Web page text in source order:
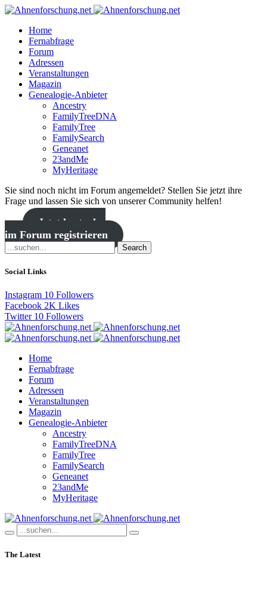
Home
Fernabfrage
Forum
Adressen
Veranstaltungen
Magazin
Genealogie-Anbieter
Ancestry
FamilyTreeDNA
FamilyTree
FamilySearch
Geneanet
23andMe
MyHeritage
Sie sind noch nicht im Forum angemeldet? Stellen Sie jetzt ihre
Frage und lassen Sie sich von unserer Community helfen!
Jetzt kostenlos
im Forum registrieren
Search
Social Links
Instagram 10 Followers
Facebook 2K Likes
Twitter 10 Followers
Home
Fernabfrage
Forum
Adressen
Veranstaltungen
Magazin
Genealogie-Anbieter
Ancestry
FamilyTreeDNA
FamilyTree
FamilySearch
Geneanet
23andMe
MyHeritage
The Latest